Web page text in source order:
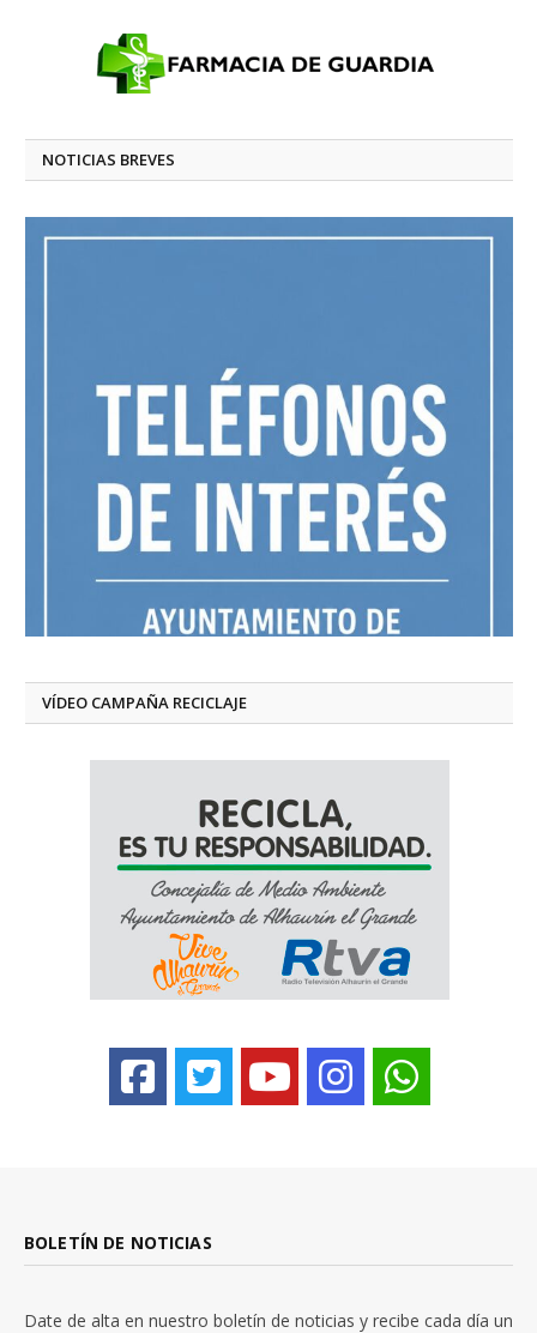
NOTICIAS BREVES
VÍDEO CAMPAÑA RECICLAJE
BOLETÍN DE NOTICIAS
Date de alta en nuestro boletín de noticias y recibe cada día un